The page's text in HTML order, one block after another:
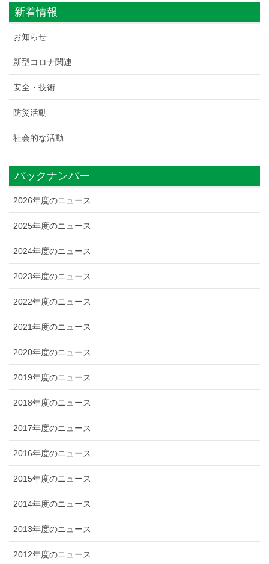
新着情報
お知らせ
新型コロナ関連
安全・技術
防災活動
社会的な活動
バックナンバー
2026年度のニュース
2025年度のニュース
2024年度のニュース
2023年度のニュース
2022年度のニュース
2021年度のニュース
2020年度のニュース
2019年度のニュース
2018年度のニュース
2017年度のニュース
2016年度のニュース
2015年度のニュース
2014年度のニュース
2013年度のニュース
2012年度のニュース